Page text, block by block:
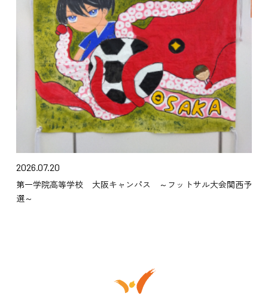
2026.07.20
第一学院高等学校 大阪キャンパス ～フットサル大会関西予
選～